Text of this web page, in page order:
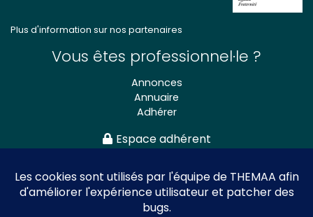
Plus d'information sur nos partenaires
Vous êtes professionnel·le ?
Annonces
Annuaire
Adhérer
Espace adhérent